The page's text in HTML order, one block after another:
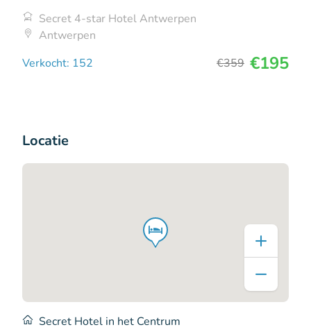
Secret 4-star Hotel Antwerpen
Antwerpen
Verkocht: 152
€359 €195
Locatie
Secret Hotel in het Centrum